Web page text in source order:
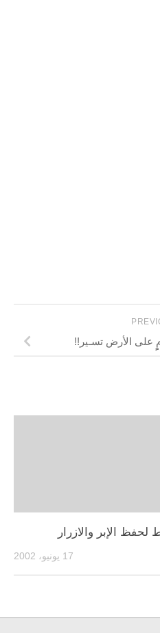
على الأرض تسـير!!
الإبر والازرار
17 يونيو، 2002